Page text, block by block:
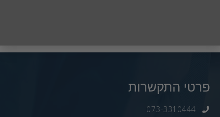
פרטי התקשרות
073-3310444